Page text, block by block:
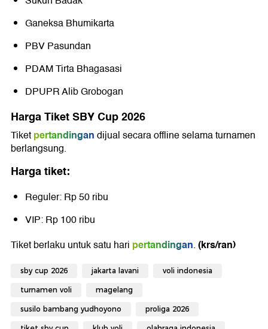
Ganeksa Bhumikarta
PBV Pasundan
PDAM Tirta Bhagasasi
DPUPR Alib Grobogan
Harga Tiket SBY Cup 2026
Tiketpertandingandijual secara offline selama turnamen
berlangsung.
Harga tiket:
Reguler: Rp 50 ribu
VIP: Rp 100 ribu
Tiket berlaku untuk satu hari pertandingan.(krs/ran)
sby cup 2026 jakarta lavani voli indonesia
turnamen voli magelang
susilo bambang yudhoyono proliga 2026